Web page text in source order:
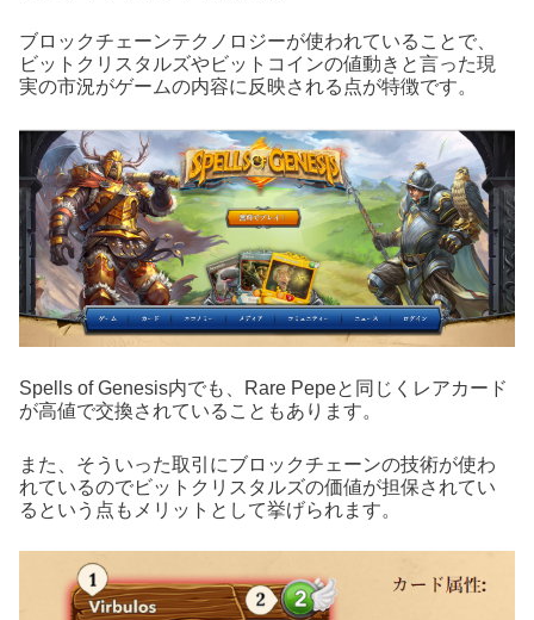
ブロックチェーンテクノロジーが使われていることで、
ビットクリスタルズやビットコインの値動きと言った現
実の市況がゲームの内容に反映される点が特徴です。
Spells of Genesis内でも、Rare Pepeと同じくレアカード
が高値で交換されていることもあります。
また、そういった取引にブロックチェーンの技術が使わ
れているのでビットクリスタルズの価値が担保されてい
るという点もメリットとして挙げられます。